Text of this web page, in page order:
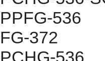
PPFG-536
FG-372
PCHG-536